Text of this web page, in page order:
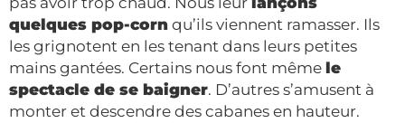
quelques pop-corn qu’ils viennent ramasser. Ils
les grignotent en les tenant dans leurs petites
mains gantées. Certains nous font même le
spectacle de se baigner. D’autres s’amusent à
monter et descendre des cabanes en hauteur.